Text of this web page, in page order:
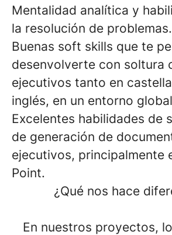
Mentalidad analítica y
la resolución de problemas.
Buenas soft skills que te
desenvolverte con soltura
ejecutivos tanto en
inglés, en un entorno
Excelentes habilidades de
de generación de
ejecutivos, principalmente
Point.
¿Qué nos hace
En nuestros proyectos,